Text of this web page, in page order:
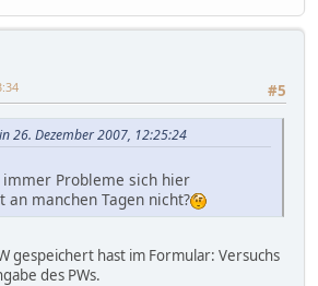
#5
26. Dezember 2007, 12:25:24
immer Probleme sich hier
an manchen Tagen nicht?
gespeichert hast im Formular: Versuchs
des PWs.